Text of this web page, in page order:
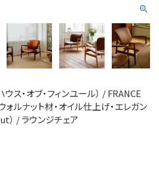
ス・オブ・フィンユール） / FRANCE
ォルナット材・オイル仕上げ・エレガン
） / ラウンジチェア